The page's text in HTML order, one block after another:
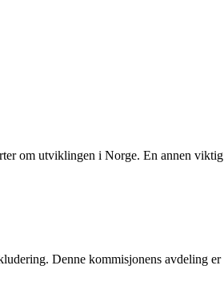
om utviklingen i Norge. En annen viktig
Denne kommisjonens avdeling er